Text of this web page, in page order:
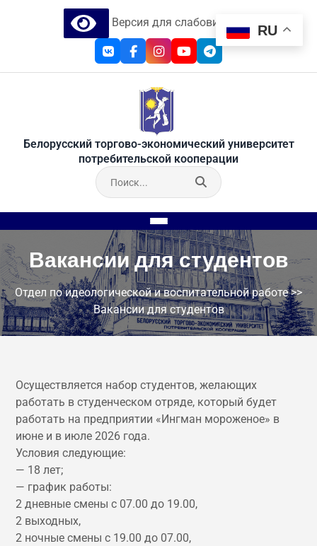
Версия для слабовидящих
Белорусский торгово-экономический университет
потребительской кооперации
Вакансии для студентов
Отдел по идеологической и воспитательной работе>>
Вакансии для студентов
Осуществляется набор студентов, желающих
работать в студенческом отряде, который будет
работать на предприятии «Ингман мороженое» в
июне и в июле 2026 года.
Условия следующие:
— 18 лет;
— график работы:
2 дневные смены с 07.00 до 19.00,
2 выходных,
2 ночные смены с 19.00 до 07.00,
RU